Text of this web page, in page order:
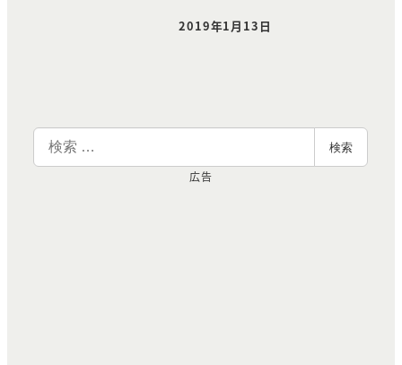
投稿日
2019年1月13日
索
検索
広告